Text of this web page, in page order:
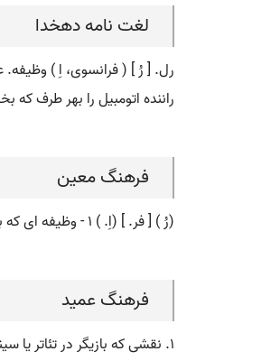
لغت نامه دهخدا
رل. [ رُ ] ( فرانسوی، اِ ) وظیفه.
راننده اتومبیل را بهر طرف که
فرهنگ معین
(رُ ) [ فر. ] (اِ. ) ۱ - وظیفه ای که بازیگر یا هنرپیشه بر عهده دارد. ۲ - وظیفه، عمل. ۳ - آلتی که راننده به وسیلة آن ماشین را به هر طرف که بخواهد حرکت دهد، فرمان.
فرهنگ عمید
۱. نقشی که بازیگر در تئاتر یا سینما بر عهده دارد.